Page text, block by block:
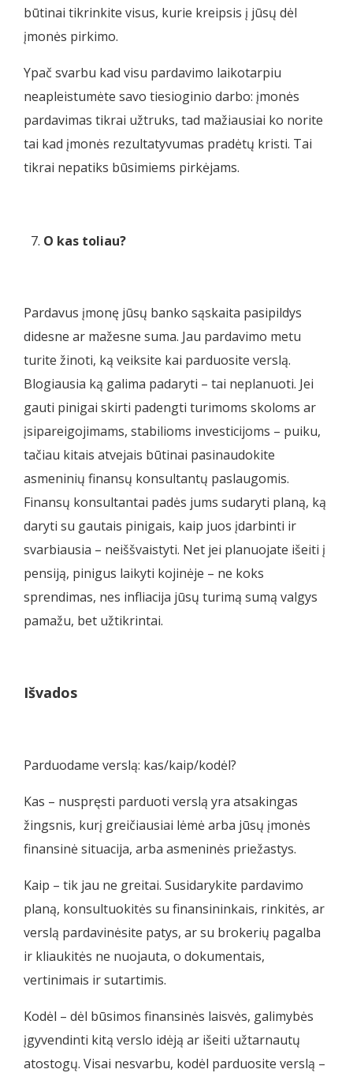
būtinai tikrinkite visus, kurie kreipsis į jūsų dėl
įmonės pirkimo.
Ypač svarbu kad visu pardavimo laikotarpiu
neapleistumėte savo tiesioginio darbo: įmonės
pardavimas tikrai užtruks, tad mažiausiai ko norite
tai kad įmonės rezultatyvumas pradėtų kristi. Tai
tikrai nepatiks būsimiems pirkėjams.
O kas toliau?
Pardavus įmonę jūsų banko sąskaita pasipildys
didesne ar mažesne suma. Jau pardavimo metu
turite žinoti, ką veiksite kai parduosite verslą.
Blogiausia ką galima padaryti – tai neplanuoti. Jei
gauti pinigai skirti padengti turimoms skoloms ar
įsipareigojimams, stabilioms investicijoms – puiku,
tačiau kitais atvejais būtinai pasinaudokite
asmeninių finansų konsultantų paslaugomis.
Finansų konsultantai padės jums sudaryti planą, ką
daryti su gautais pinigais, kaip juos įdarbinti ir
svarbiausia – neiššvaistyti. Net jei planuojate išeiti į
pensiją, pinigus laikyti kojinėje – ne koks
sprendimas, nes infliacija jūsų turimą sumą valgys
pamažu, bet užtikrintai.
Išvados
Parduodame verslą: kas/kaip/kodėl?
Kas – nuspręsti parduoti verslą yra atsakingas
žingsnis, kurį greičiausiai lėmė arba jūsų įmonės
finansinė situacija, arba asmeninės priežastys.
Kaip – tik jau ne greitai. Susidarykite pardavimo
planą, konsultuokitės su finansininkais, rinkitės, ar
verslą pardavinėsite patys, ar su brokerių pagalba
ir kliaukitės ne nuojauta, o dokumentais,
vertinimais ir sutartimis.
Kodėl – dėl būsimos finansinės laisvės, galimybės
įgyvendinti kitą verslo idėją ar išeiti užtarnautų
atostogų. Visai nesvarbu, kodėl parduosite verslą –